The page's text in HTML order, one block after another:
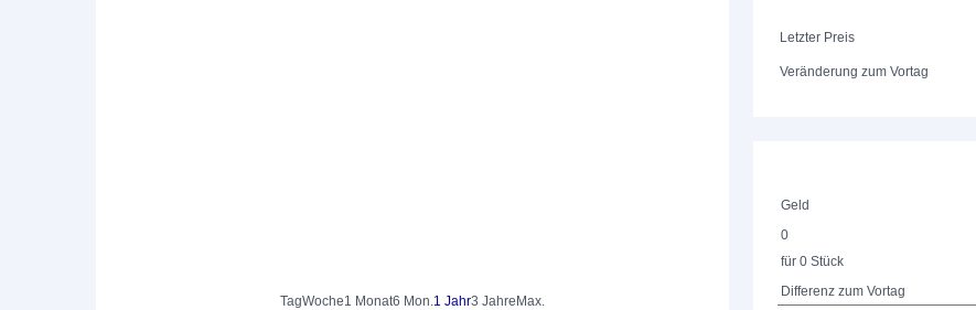
TagWoche1 Monat6 Mon.1 Jahr3 Jahre Max.
Letzter Preis
Veränderung zum Vortag
Geld
0
für 0 Stück
Differenz zum Vortag